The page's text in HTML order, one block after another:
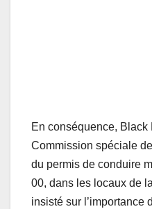
En conséquence, Black
Commission spéciale
du permis de conduire
00, dans les locaux de
insisté sur l’importance